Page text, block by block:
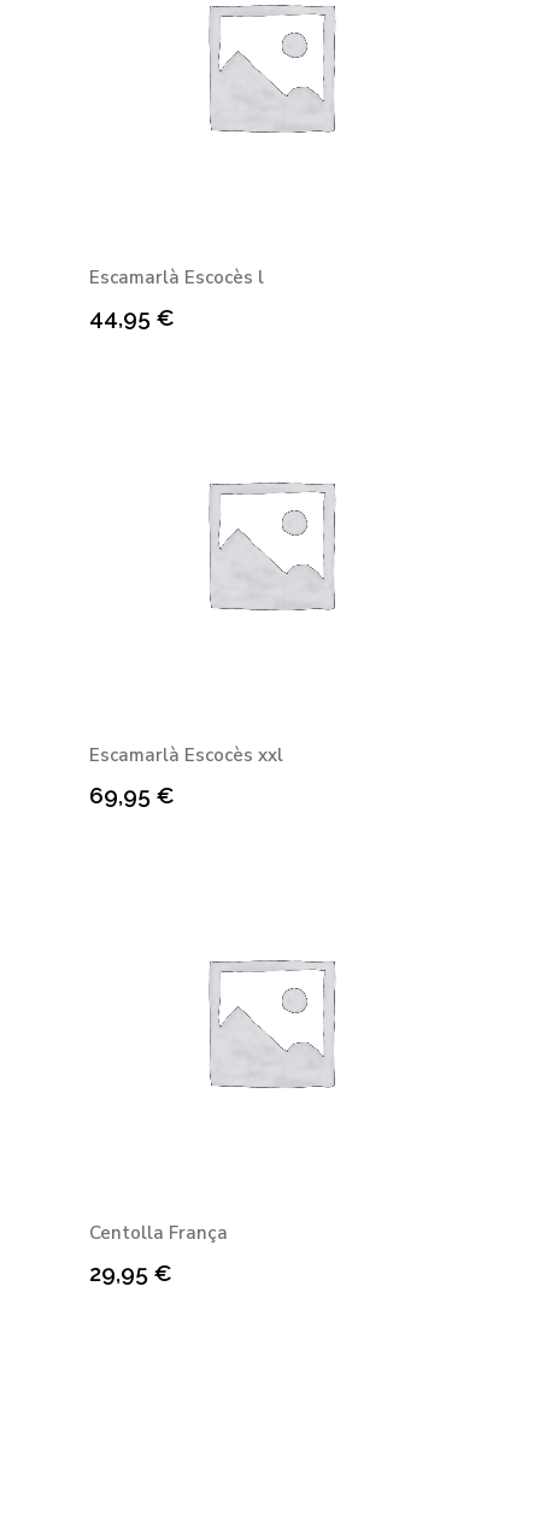
Escamarlà Escocès l
44,95 €
Escamarlà Escocès xxl
69,95 €
Centolla França
29,95 €